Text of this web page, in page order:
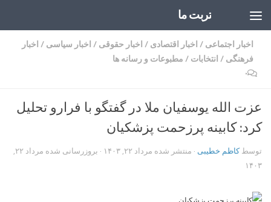
تربت ما
اخبار اجتماعی / اخبار اقتصادی / اخبار حقوقی / اخبار سیاسی / اخبار
فرهنگی / انتخابات / مطبوعات و رسانه ها
۰
عزت الله یوسفیان ملا در گفتگو با فرارو تحلیل
کرد: کابینه پرزحمت پزشکیان
توسطکاظم خطیبی · منتشر شده مرداد ۲۲, ۱۴۰۳ · بروزرسانی شده
مرداد ۲۲,
۱۴۰۳